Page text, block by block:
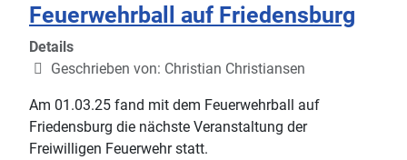
Feuerwehrball auf Friedensburg
Details
Geschrieben von: Christian Christiansen
Am 01.03.25 fand mit dem Feuerwehrball auf
Friedensburg die nächste Veranstaltung der
Freiwilligen Feuerwehr statt.